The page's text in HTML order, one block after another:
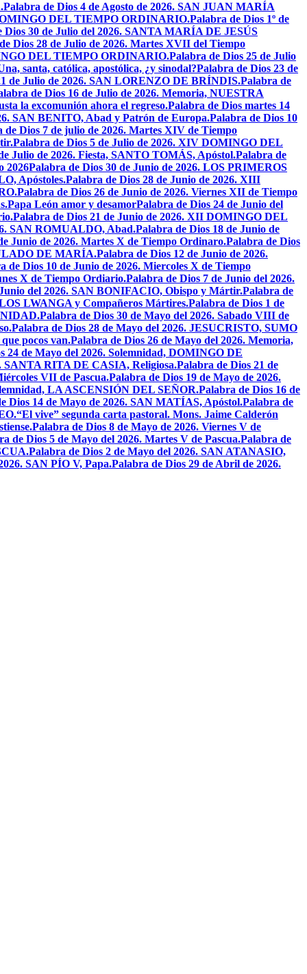
Palabra de Dios 4 de Agosto de 2026. SAN JUAN MARÍA
DEL TIEMPO ORDINARIO.Palabra de Dios 1º de
Dios 30 de Julio del 2026. SANTA MARÍA DE JESÚS
Dios 28 de Julio de 2026. Martes XVII del Tiempo
DEL TIEMPO ORDINARIO.Palabra de Dios 25 de Julio
santa, católica, apostólica, ¿y sinodal?Palabra de Dios 23 de
de Julio de 2026. SAN LORENZO DE BRÍNDIS.Palabra de
de Dios 16 de Julio de 2026. Memoria, NUESTRA
la excomunión ahora el regreso.Palabra de Dios martes 14
SAN BENITO, Abad y Patrón de Europa.Palabra de Dios 10
de Dios 7 de julio de 2026. Martes XIV de Tiempo
Palabra de Dios 5 de Julio de 2026. XIV DOMINGO DEL
Julio de 2026. Fiesta, SANTO TOMÁS, Apóstol.Palabra de
2026Palabra de Dios 30 de Junio de 2026. LOS PRIMEROS
Apóstoles.Palabra de Dios 28 de Junio de 2026. XIII
Palabra de Dios 26 de Junio de 2026. Viernes XII de Tiempo
Papa León amor y desamorPalabra de Dios 24 de Junio del
Palabra de Dios 21 de Junio de 2026. XII DOMINGO DEL
SAN ROMUALDO, Abad.Palabra de Dios 18 de Junio de
Junio de 2026. Martes X de Tiempo Ordinaro.Palabra de Dios
DE MARÍA.Palabra de Dios 12 de Junio de 2026.
de Dios 10 de Junio de 2026. Miercoles X de Tiempo
X de Tiempo Ordiario.Palabra de Dios 7 de Junio del 2026.
del 2026. SAN BONIFACIO, Obispo y Mártir.Palabra de
LWANGA y Compañeros Mártires.Palabra de Dios 1 de
Palabra de Dios 30 de Mayo del 2026. Sabado VIII de
Palabra de Dios 28 de Mayo del 2026. JESUCRISTO, SUMO
pocos van.Palabra de Dios 26 de Mayo del 2026. Memoria,
24 de Mayo del 2026. Solemnidad, DOMINGO DE
SANTA RITA DE CASIA, Religiosa.Palabra de Dios 21 de
VII de Pascua.Palabra de Dios 19 de Mayo de 2026.
LA ASCENSIÓN DEL SEÑOR.Palabra de Dios 16 de
Dios 14 de Mayo de 2026. SAN MATÍAS, Apóstol.Palabra de
“El vive” segunda carta pastoral. Mons. Jaime Calderón
Palabra de Dios 8 de Mayo de 2026. Viernes V de
de Dios 5 de Mayo del 2026. Martes V de Pascua.Palabra de
Palabra de Dios 2 de Mayo del 2026. SAN ATANASIO,
SAN PÍO V, Papa.Palabra de Dios 29 de Abril de 2026.